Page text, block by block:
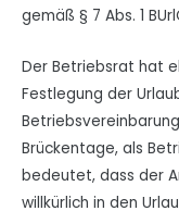
gemäß § 7 Abs. 1
Der Betriebsrat hat
Festlegung der
Brückentage, als
bedeutet, dass der
willkürlich in den